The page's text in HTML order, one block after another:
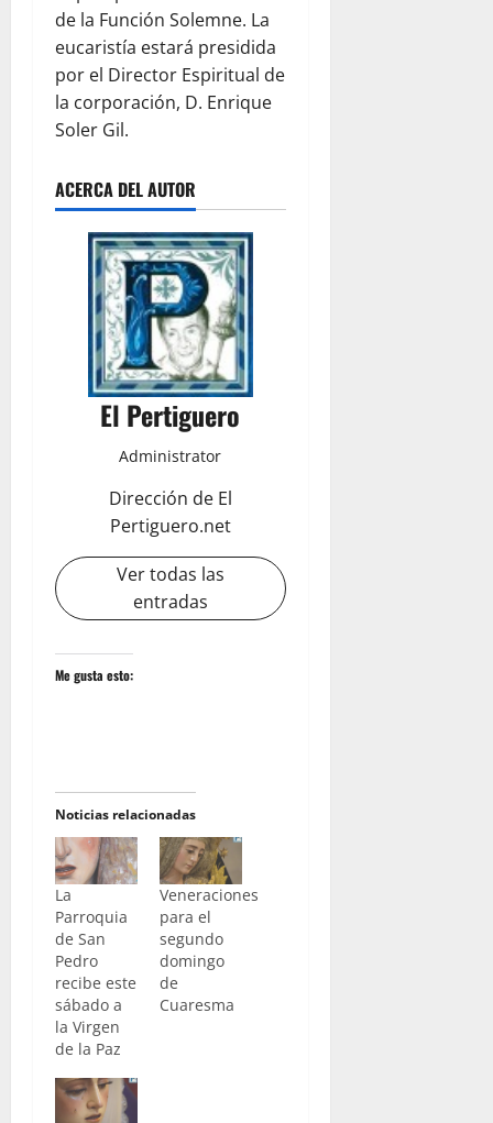
de la Función Solemne. La
eucaristía estará presidida
por el Director Espiritual de
la corporación, D. Enrique
Soler Gil.
ACERCA DEL AUTOR
El Pertiguero
Administrator
Dirección de El
Pertiguero.net
Ver todas las
entradas
Me gusta esto:
Noticias relacionadas
La
Parroquia
de San
Pedro
recibe este
sábado a
la Virgen
de la Paz
Veneraciones
para el
segundo
domingo
de
Cuaresma